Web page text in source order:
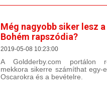
Még nagyobb siker lesz
Bohém rapszódia?
2019-05-08 10:23:00
A Goldderby.com portálon
mekkora sikerre számíthat egy-
Oscarokra és a bevételre.